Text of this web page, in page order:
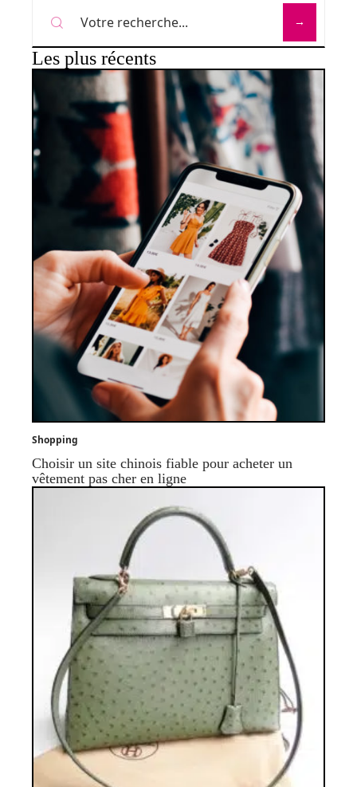
Les plus récents
Shopping
Choisir un site chinois fiable pour acheter un
vêtement pas cher en ligne